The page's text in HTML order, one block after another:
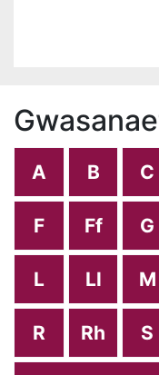
A B C
F Ff G
L Ll M
R Rh S